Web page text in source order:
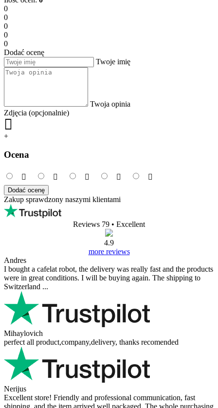
0
0
0
0
0
Dodać ocenę
Twoje imię
Twoja opinia
Zdjęcia (opcjonalnie)
+
Ocena
Dodać ocenę
Zakup sprawdzony naszymi klientami
Reviews 79 • Excellent
4.9
more reviews
Andres
I bought a cafelat robot, the delivery was really fast and the products
were in great conditions. I will be buying again. The shipping to
Switzerland ...
Mihaylovich
perfect all product,company,delivery, thanks recomended
Nerijus
Excellent store! Friendly and professional communication, fast